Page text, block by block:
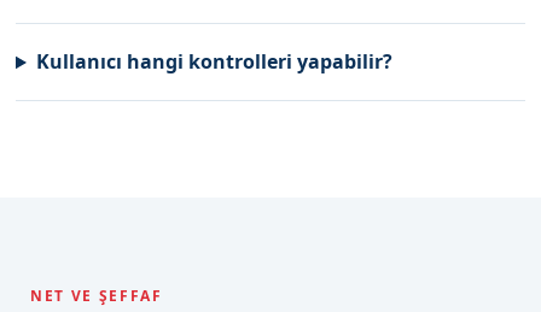
Kullanıcı hangi kontrolleri yapabilir?
NET VE ŞEFFAF